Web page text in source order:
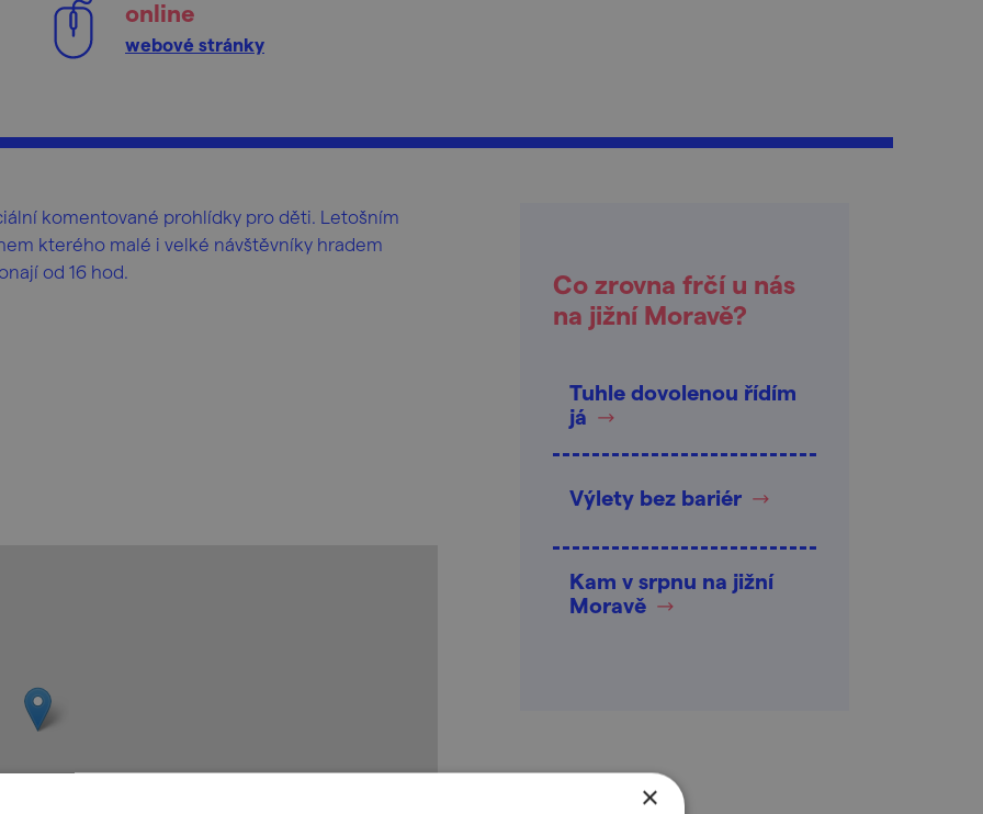
online
webové stránky
komentované prohlídky pro děti. Letošním
kterého malé i velké návštěvníky hradem
od 16 hod.
Co zrovna frčí u nás
na jižní Moravě?
Tuhle dovolenou řídím
já
Výlety bez bariér
Kam v srpnu na jižní
Moravě
×